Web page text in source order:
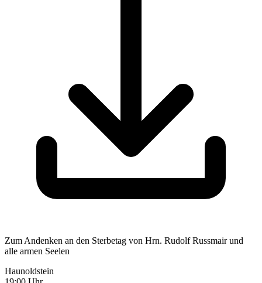
Zum Andenken an den Sterbetag von Hrn. Rudolf Russmair und
alle armen Seelen
Haunoldstein